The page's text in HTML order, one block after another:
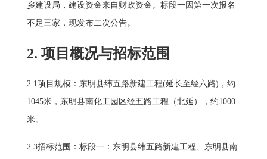
乡建设局，建设资金来自财政资金。标段一因第一次报名
不足三家，现发布二次公告。
2. 项目概况与招标范围
2.1项目规模：东明县纬五路新建工程(延长至经六路)，约
1045米，东明县南化工园区经五路工程（北延），约1000
米。
2.3招标范围：标段一：东明县纬五路新建工程、东明县南